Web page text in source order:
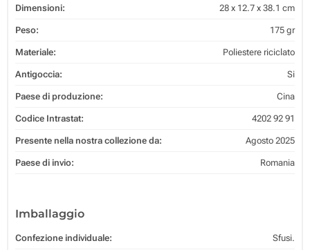
Dimensioni: 28 x 12.7 x 38.1 cm
Peso: 175 gr
Materiale: Poliestere riciclato
Antigoccia: Si
Paese di produzione: Cina
Codice Intrastat: 4202 92 91
Presente nella nostra collezione da: Agosto 2025
Paese di invio: Romania
Imballaggio
Confezione individuale: Sfusi.